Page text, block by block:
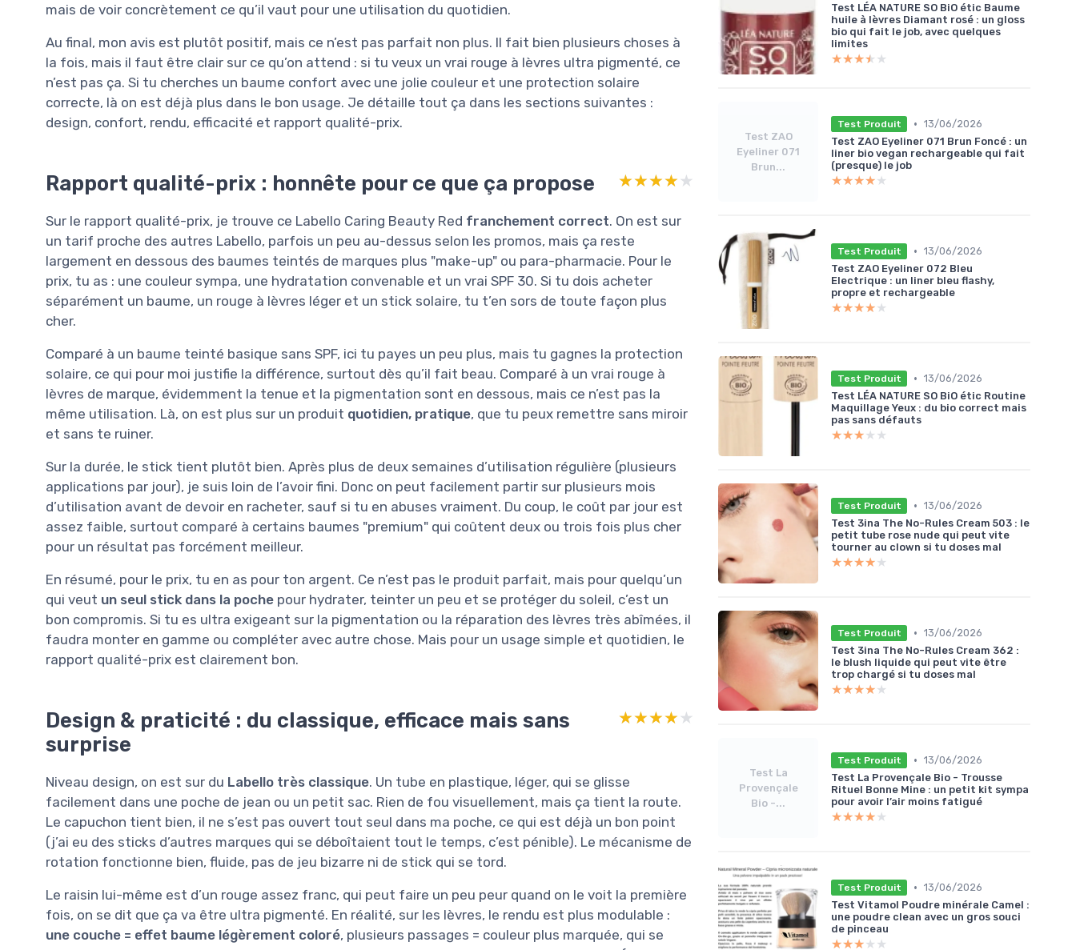
mais de voir concrètement ce qu’il vaut pour une utilisation du quotidien.
Au final, mon avis est plutôt positif, mais ce n’est pas parfait non plus. Il fait bien plusieurs choses à
la fois, mais il faut être clair sur ce qu’on attend : si tu veux un vrai rouge à lèvres ultra pigmenté, ce
n’est pas ça. Si tu cherches un baume confort avec une jolie couleur et une protection solaire
correcte, là on est déjà plus dans le bon usage. Je détaille tout ça dans les sections suivantes :
design, confort, rendu, efficacité et rapport qualité-prix.
Rapport qualité-prix : honnête pour ce que ça propose ★★★★★
★★★★★
Sur le rapport qualité-prix, je trouve ce Labello Caring Beauty Red franchement correct. On est sur
un tarif proche des autres Labello, parfois un peu au-dessus selon les promos, mais ça reste
largement en dessous des baumes teintés de marques plus "make-up" ou para-pharmacie. Pour le
prix, tu as : une couleur sympa, une hydratation convenable et un vrai SPF 30. Si tu dois acheter
séparément un baume, un rouge à lèvres léger et un stick solaire, tu t’en sors de toute façon plus
cher.
Comparé à un baume teinté basique sans SPF, ici tu payes un peu plus, mais tu gagnes la protection
solaire, ce qui pour moi justifie la différence, surtout dès qu’il fait beau. Comparé à un vrai rouge à
lèvres de marque, évidemment la tenue et la pigmentation sont en dessous, mais ce n’est pas la
même utilisation. Là, on est plus sur un produit quotidien, pratique, que tu peux remettre sans miroir
et sans te ruiner.
Sur la durée, le stick tient plutôt bien. Après plus de deux semaines d’utilisation régulière (plusieurs
applications par jour), je suis loin de l’avoir fini. Donc on peut facilement partir sur plusieurs mois
d’utilisation avant de devoir en racheter, sauf si tu en abuses vraiment. Du coup, le coût par jour est
assez faible, surtout comparé à certains baumes "premium" qui coûtent deux ou trois fois plus cher
pour un résultat pas forcément meilleur.
En résumé, pour le prix, tu en as pour ton argent. Ce n’est pas le produit parfait, mais pour quelqu’un
qui veut un seul stick dans la poche pour hydrater, teinter un peu et se protéger du soleil, c’est un
bon compromis. Si tu es ultra exigeant sur la pigmentation ou la réparation des lèvres très abîmées, il
faudra monter en gamme ou compléter avec autre chose. Mais pour un usage simple et quotidien, le
rapport qualité-prix est clairement bon.
Design & praticité : du classique, efficace mais sans
surprise
★★★★★
★★★★★
Niveau design, on est sur du Labello très classique. Un tube en plastique, léger, qui se glisse
facilement dans une poche de jean ou un petit sac. Rien de fou visuellement, mais ça tient la route.
Le capuchon tient bien, il ne s’est pas ouvert tout seul dans ma poche, ce qui est déjà un bon point
(j’ai eu des sticks d’autres marques qui se déboîtaient tout le temps, c’est pénible). Le mécanisme de
rotation fonctionne bien, fluide, pas de jeu bizarre ni de stick qui se tord.
Le raisin lui-même est d’un rouge assez franc, qui peut faire un peu peur quand on le voit la première
fois, on se dit que ça va être ultra pigmenté. En réalité, sur les lèvres, le rendu est plus modulable :
une couche = effet baume légèrement coloré, plusieurs passages = couleur plus marquée, qui se
Test LÉA NATURE SO BiO étic Baume
huile à lèvres Diamant rosé : un gloss
bio qui fait le job, avec quelques
limites
★★★★★
★★★★★
Test ZAO
Eyeliner 071
Brun...
Test Produit • 13/06/2026
Test ZAO Eyeliner 071 Brun Foncé : un
liner bio vegan rechargeable qui fait
(presque) le job
★★★★★
★★★★★
Test Produit • 13/06/2026
Test ZAO Eyeliner 072 Bleu
Electrique : un liner bleu flashy,
propre et rechargeable
★★★★★
★★★★★
Test Produit • 13/06/2026
Test LÉA NATURE SO BiO étic Routine
Maquillage Yeux : du bio correct mais
pas sans défauts
★★★★★
★★★★★
Test Produit • 13/06/2026
Test 3ina The No-Rules Cream 503 : le
petit tube rose nude qui peut vite
tourner au clown si tu doses mal
★★★★★
★★★★★
Test Produit • 13/06/2026
Test 3ina The No-Rules Cream 362 :
le blush liquide qui peut vite être
trop chargé si tu doses mal
★★★★★
★★★★★
Test La
Provençale
Bio -...
Test Produit • 13/06/2026
Test La Provençale Bio - Trousse
Rituel Bonne Mine : un petit kit sympa
pour avoir l’air moins fatigué
★★★★★
★★★★★
Test Produit • 13/06/2026
Test Vitamol Poudre minérale Camel :
une poudre clean avec un gros souci
de pinceau
★★★★★
★★★★★